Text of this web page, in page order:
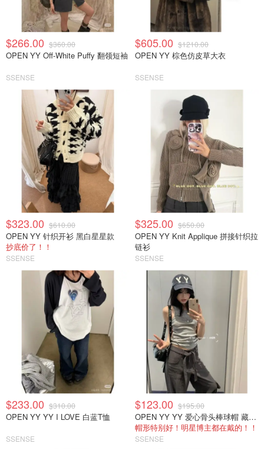
$266.00 $360.00
OPEN YY Off-White Puffy 翻领短袖
SSENSE
$605.00 $1210.00
OPEN YY 棕色仿皮草大衣
SSENSE
$323.00 $610.00
OPEN YY 针织开衫 黑白星星款
抄底价了！！
SSENSE
$325.00 $650.00
OPEN YY Knit Applique 拼接针织拉
链衫
SSENSE
$233.00 $310.00
OPEN YY YY I LOVE 白蓝T恤
SSENSE
$123.00 $195.00
OPEN YY YY 爱心骨头棒球帽 藏蓝色
帽形特别好！明星博主都在戴的！！
SSENSE